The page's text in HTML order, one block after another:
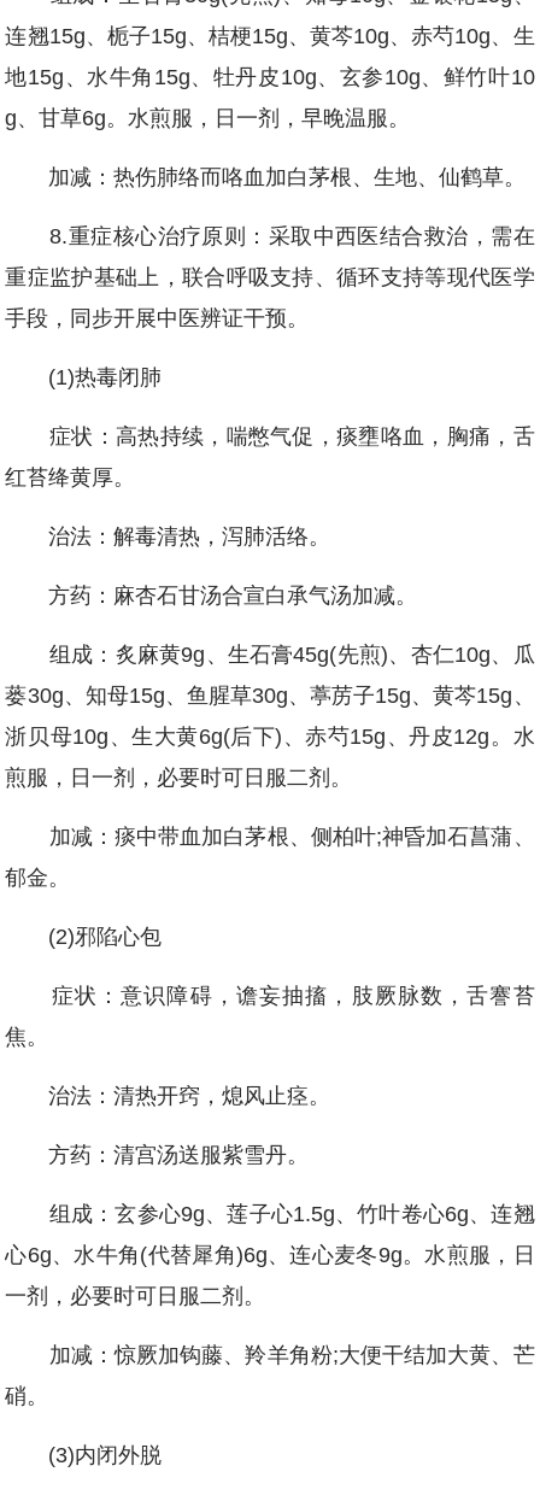
连翘15g、栀子15g、桔梗15g、黄芩10g、赤芍10g、生
地15g、水牛角15g、牡丹皮10g、玄参10g、鲜竹叶10
g、甘草6g。水煎服，日一剂，早晚温服。
加减：热伤肺络而咯血加白茅根、生地、仙鹤草。
8.重症核心治疗原则：采取中西医结合救治，需在
重症监护基础上，联合呼吸支持、循环支持等现代医学
手段，同步开展中医辨证干预。
(1)热毒闭肺
症状：高热持续，喘憋气促，痰壅咯血，胸痛，舌
红苔绛黄厚。
治法：解毒清热，泻肺活络。
方药：麻杏石甘汤合宣白承气汤加减。
组成：炙麻黄9g、生石膏45g(先煎)、杏仁10g、瓜
蒌30g、知母15g、鱼腥草30g、葶苈子15g、黄芩15g、
浙贝母10g、生大黄6g(后下)、赤芍15g、丹皮12g。水
煎服，日一剂，必要时可日服二剂。
加减：痰中带血加白茅根、侧柏叶;神昏加石菖蒲、
郁金。
(2)邪陷心包
症状：意识障碍，谵妄抽搐，肢厥脉数，舌謇苔
焦。
治法：清热开窍，熄风止痉。
方药：清宫汤送服紫雪丹。
组成：玄参心9g、莲子心1.5g、竹叶卷心6g、连翘
心6g、水牛角(代替犀角)6g、连心麦冬9g。水煎服，日
一剂，必要时可日服二剂。
加减：惊厥加钩藤、羚羊角粉;大便干结加大黄、芒
硝。
(3)内闭外脱